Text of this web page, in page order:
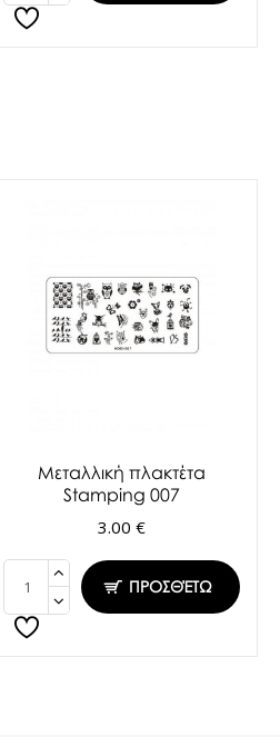
Μεταλλική πλακτέτα
Stamping 007
3.00 €
ΠΡΟΣΘΈΤΩ